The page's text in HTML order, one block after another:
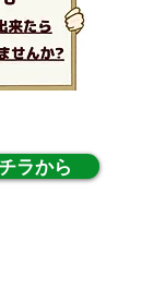
ラから